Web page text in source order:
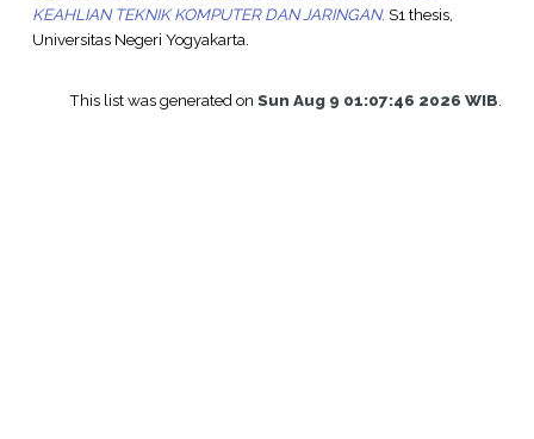
KEAHLIAN TEKNIK KOMPUTER DAN JARINGAN. S1 thesis,
Universitas Negeri Yogyakarta.
This list was generated onSun Aug 9 01:07:46 2026 WIB